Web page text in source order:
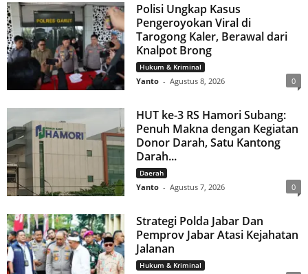
Polisi Ungkap Kasus
Pengeroyokan Viral di
Tarogong Kaler, Berawal dari
Knalpot Brong
Hukum & Kriminal
Yanto - Agustus 8, 2026 0
HUT ke-3 RS Hamori Subang:
Penuh Makna dengan Kegiatan
Donor Darah, Satu Kantong
Darah...
Daerah
Yanto - Agustus 7, 2026 0
Strategi Polda Jabar Dan
Pemprov Jabar Atasi Kejahatan
Jalanan
Hukum & Kriminal